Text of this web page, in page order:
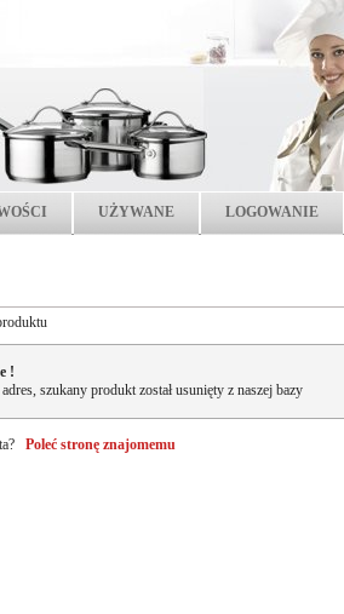
UŻYWANE LOGOWANIE
!
szukany produkt został usunięty z naszej bazy
Poleć stronę znajomemu